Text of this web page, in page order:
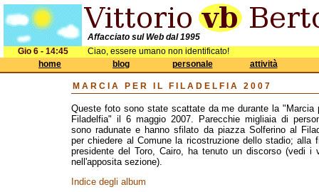
Affacciato sul Web dal 1995
Gio 6 - 14:45
Ciao, essere umano non identificato!
home
blog personale attività
MARCIA PER IL FILADELFIA 2007
Queste foto sono state scattate da me durante la "Marcia
Filadelfia" il 6 maggio 2007. Parecchie migliaia di
sono radunate e hanno sfilato da piazza Solferino al
per chiedere al Comune la ricostruzione dello stadio; alla
presidente del Toro, Cairo, ha tenuto un discorso (vedi i
nell'apposita sezione).
Indice degli album